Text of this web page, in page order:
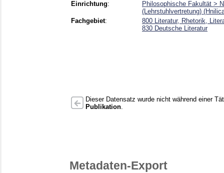
Einrichtung:
Philosophische Fakultät >
(Lehrstuhlvertretung)
Fachgebiet:
800 Literatur, Rhetorik,
830 Deutsche Literatur
Dieser Datensatz wurde nicht während einer
Publikation
Metadaten-Export